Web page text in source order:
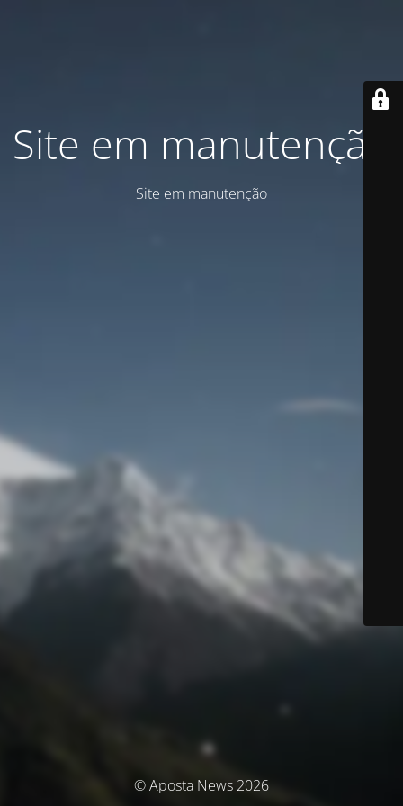
Site em manutenção
Site em manutenção
© Aposta News 2026